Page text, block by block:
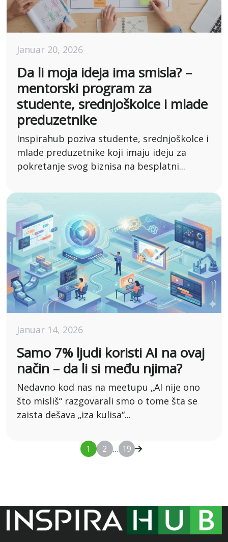
Januar 20, 2026
Da li moja ideja ima smisla? –
mentorski program za
studente, srednjoškolce i mlade
preduzetnike
Inspirahub poziva studente, srednjoškolce i
mlade preduzetnike koji imaju ideju za
pokretanje svog biznisa na besplatni...
Januar 14, 2026
Samo 7% ljudi koristi AI na ovaj
način – da li si među njima?
Nedavno kod nas na meetupu „AI nije ono
što misliš“ razgovarali smo o tome šta se
zaista dešava „iza kulisa“...
1 2 … 19